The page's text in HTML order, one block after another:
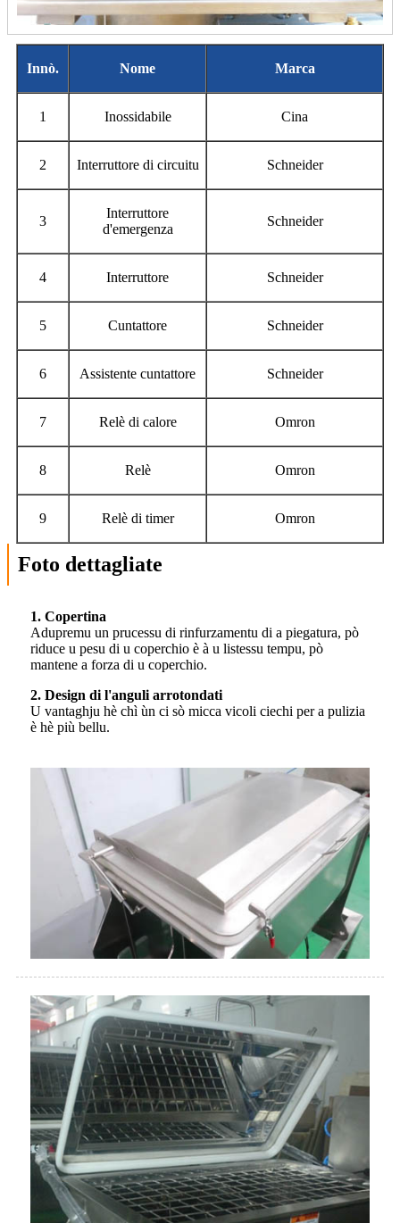
Innò. Nome Marca
1 Inossidabile Cina
2 Interruttore di circuitu Schneider
3
Interruttore
d'emergenza
Schneider
4 Interruttore Schneider
5 Cuntattore Schneider
6 Assistente cuntattore Schneider
7 Relè di calore Omron
8 Relè Omron
9 Relè di timer Omron
Foto dettagliate
1. Copertina
Adupremu un prucessu di rinfurzamentu di a piegatura, pò
riduce u pesu di u coperchio è à u listessu tempu, pò
mantene a forza di u coperchio.
2. Design di l'anguli arrotondati
U vantaghju hè chì ùn ci sò micca vicoli ciechi per a pulizia
è hè più bellu.